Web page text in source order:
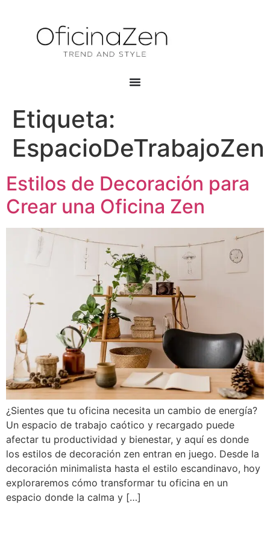
Etiqueta:
EspacioDeTrabajoZen
Estilos de Decoración para
Crear una Oficina Zen
¿Sientes que tu oficina necesita un cambio de energía?
Un espacio de trabajo caótico y recargado puede
afectar tu productividad y bienestar, y aquí es donde
los estilos de decoración zen entran en juego. Desde la
decoración minimalista hasta el estilo escandinavo, hoy
exploraremos cómo transformar tu oficina en un
espacio donde la calma y […]